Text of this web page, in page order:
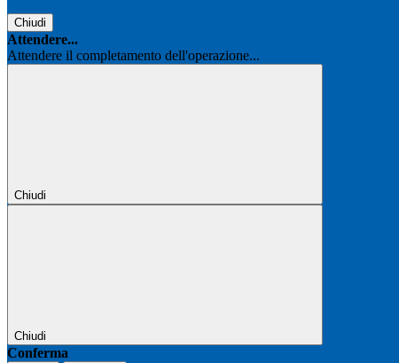
Chiudi
Attendere...
Attendere il completamento dell'operazione...
Chiudi
Chiudi
Conferma